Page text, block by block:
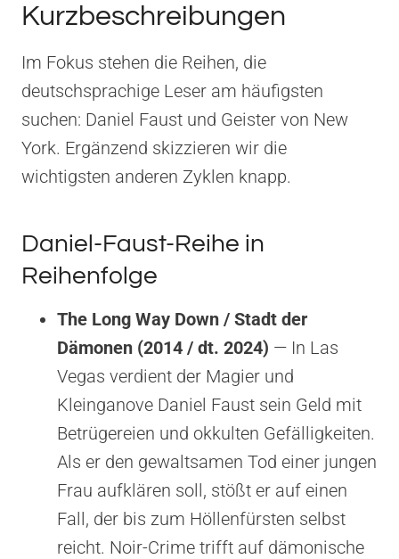
Kurzbeschreibungen
Im Fokus stehen die Reihen, die
deutschsprachige Leser am häufigsten
suchen: Daniel Faust und Geister von New
York. Ergänzend skizzieren wir die
wichtigsten anderen Zyklen knapp.
Daniel-Faust-Reihe in
Reihenfolge
The Long Way Down / Stadt der
Dämonen (2014 / dt. 2024) — In Las
Vegas verdient der Magier und
Kleinganove Daniel Faust sein Geld mit
Betrügereien und okkulten Gefälligkeiten.
Als er den gewaltsamen Tod einer jungen
Frau aufklären soll, stößt er auf einen
Fall, der bis zum Höllenfürsten selbst
reicht. Noir-Crime trifft auf dämonische